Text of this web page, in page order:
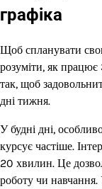
графіка
Щоб спланувати
розуміти, як працює
так, щоб
дні тижня.
У будні дні,
курсує частіше.
20 хвилин. Це
роботу чи навчання.